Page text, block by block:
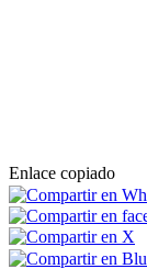
Enlace copiado